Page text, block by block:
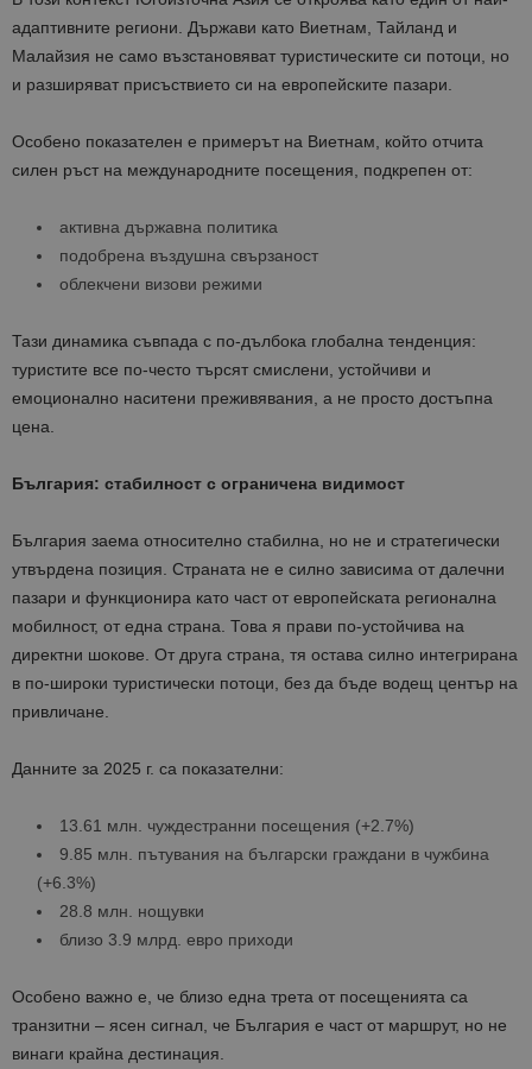
адаптивните региони. Държави като Виетнам, Тайланд и
Малайзия не само възстановяват туристическите си потоци, но
и разширяват присъствието си на европейските пазари.
Особено показателен е примерът на Виетнам, който отчита
силен ръст на международните посещения, подкрепен от:
активна държавна политика
подобрена въздушна свързаност
облекчени визови режими
Тази динамика съвпада с по-дълбока глобална тенденция:
туристите все по-често търсят смислени, устойчиви и
емоционално наситени преживявания, а не просто достъпна
цена.
България: стабилност с ограничена видимост
България заема относително стабилна, но не и стратегически
утвърдена позиция. Страната не е силно зависима от далечни
пазари и функционира като част от европейската регионална
мобилност, от една страна. Това я прави по-устойчива на
директни шокове. От друга страна, тя остава силно интегрирана
в по-широки туристически потоци, без да бъде водещ център на
привличане.
Данните за 2025 г. са показателни:
13.61 млн. чуждестранни посещения (+2.7%)
9.85 млн. пътувания на български граждани в чужбина
(+6.3%)
28.8 млн. нощувки
близо 3.9 млрд. евро приходи
Особено важно е, че близо една трета от посещенията са
транзитни – ясен сигнал, че България е част от маршрут, но не
винаги крайна дестинация.